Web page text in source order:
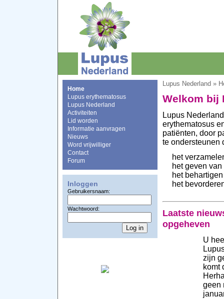
Home
Lupus erythematosus
Lupus Nederland
Activiteiten
Lid worden
Informatie aanvragen
Nieuws
Word vrijwilliger
Contact
Forum
Inloggen
Gebruikersnaam:
Wachtwoord:
Lupus Nederland »
Welkom bij
Lupus
erythematosus
patiënten, door
te ondersteunen
het
het geven
het
het
Laatste
opgeheven
U
zijn
komt
geen